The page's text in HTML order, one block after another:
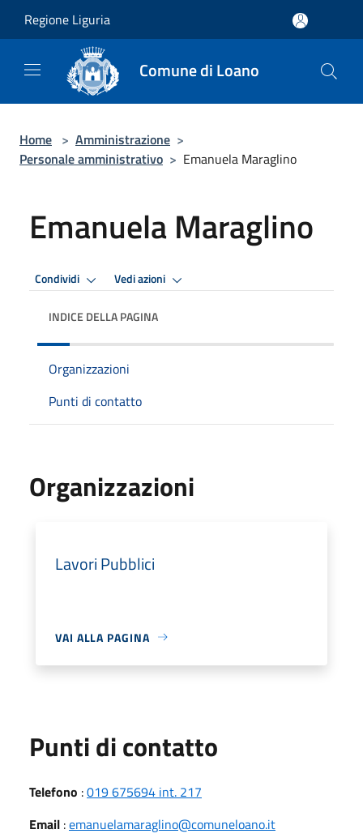
Regione Liguria
Comune di Loano
Home > Amministrazione >
Personale amministrativo > Emanuela Maraglino
Emanuela Maraglino
Condividi Vedi azioni
INDICE DELLA PAGINA
Organizzazioni
Punti di contatto
Organizzazioni
Lavori Pubblici
VAI ALLA PAGINA
Punti di contatto
Telefono :019 675694 int. 217
Email :emanuelamaraglino@comuneloano.it